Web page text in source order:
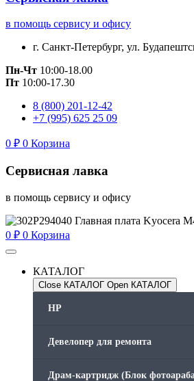
в помощь сервису и офису
г. Санкт-Петербург, ул.
Пн-Чт 10:00-18.00
Пт 10:00-17.30
8 (800) 201-12-42
+7 (995) 625 25 09
0 ₽ 0 Корзина
Сервисная лавка
в помощь сервису и офису
0 ₽ 0 Корзина
КАТАЛОГ
Close КАТАЛОГ Open КАТАЛОГ
HP
Девелопер для ремонта
Драм-картридж (Блок